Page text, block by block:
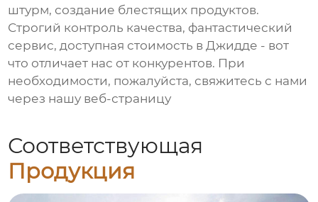
штурм, создание блестящих продуктов.
Строгий контроль качества, фантастический
сервис, доступная стоимость в Джидде - вот
что отличает нас от конкурентов. При
необходимости, пожалуйста, свяжитесь с нами
через нашу веб-страницу
Соответствующая
Продукция